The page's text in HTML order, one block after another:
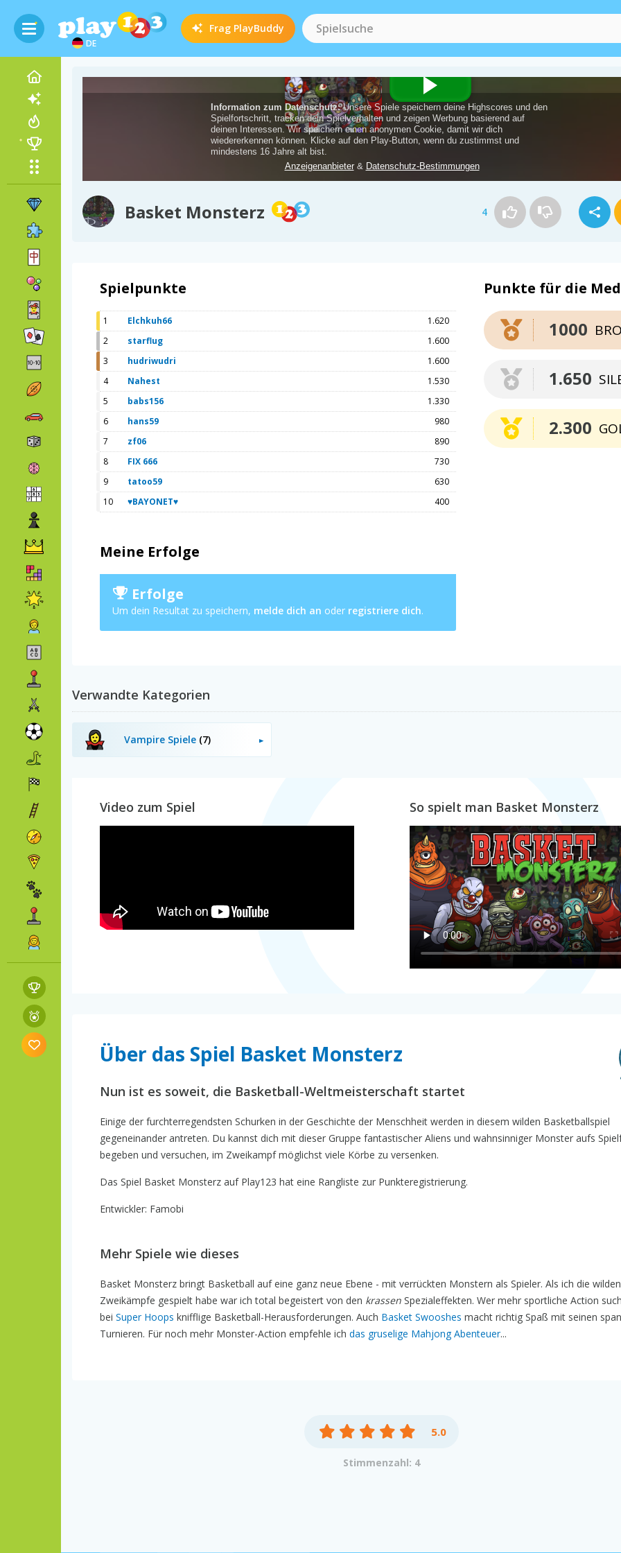
DE
Frag PlayBuddy
Basket Monsterz 4
Spielpunkte
1 Elchkuh66
1.620
2
starflug
1.600
3
hudriwudri
1.600
4
Nahest
1.530
5
babs156
1.330
6
hans59
980
7
zf06
890
8
FIX 666
730
9
tatoo59
630
10
♥BAYONET♥ 400
Meine Erfolge
Erfolge
Um dein Resultat zu speichern, melde dich an oder registriere dich.
Punkte für die
1000
1.650
2.300
Verwandte Kategorien
Vampire Spiele (7)
Video zum Spiel So spielt man Basket Monsterz
Über das Spiel Basket Monsterz
Nun ist es soweit, die Basketball-Weltmeisterschaft startet
Einige der furchterregendsten Schurken in der Geschichte der Menschheit werden in diesem wilden Basketballspiel
gegeneinander antreten. Du kannst dich mit dieser Gruppe fantastischer Aliens und wahnsinniger Monster aufs
begeben und versuchen, im Zweikampf möglichst viele Körbe zu versenken.
Das Spiel Basket Monsterz auf Play123 hat eine Rangliste zur Punkteregistrierung.
Entwickler: Famobi
Mehr Spiele wie dieses
Basket Monsterz bringt Basketball auf eine ganz neue Ebene - mit verrückten Monstern als Spieler. Als ich die wilden
Zweikämpfe gespielt habe war ich total begeistert von den krassen Spezialeffekten. Wer mehr sportliche Action
bei Super Hoops knifflige Basketball-Herausforderungen. Auch Basket Swooshes macht richtig Spaß mit seinen
Turnieren. Für noch mehr Monster-Action empfehle ich das gruselige Mahjong Abenteuer...
5.0
Stimmenzahl: 4